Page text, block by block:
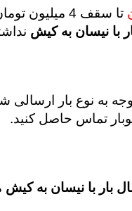
تا سقف 4
با نیسان به کیش
به نوع بار
تماس حاصل کنید.
بار با نیسان به کیش